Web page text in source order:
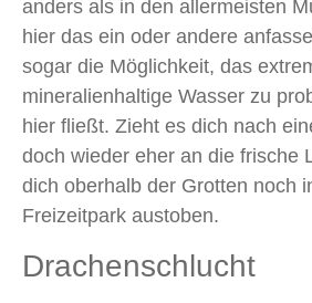
anders als in den allermeisten
hier das ein oder andere
sogar die Möglichkeit, das
mineralienhaltige Wasser zu
hier fließt. Zieht es dich nach
doch wieder eher an die frische
dich oberhalb der Grotten noch
Freizeitpark austoben.
Drachenschlucht